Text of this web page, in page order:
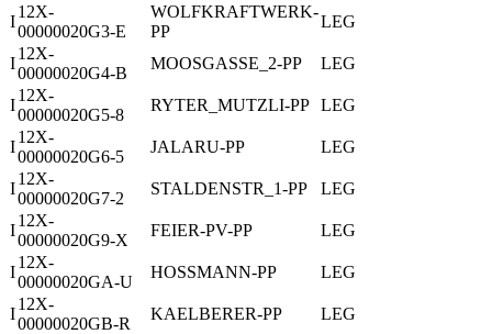
I
12X-
00000020G3-E
WOLFKRAFTWERK-
PP
LEG
I
12X-
00000020G4-B
MOOSGASSE_2-PP LEG
I
12X-
00000020G5-8
RYTER_MUTZLI-PP LEG
I
12X-
00000020G6-5
JALARU-PP LEG
I
12X-
00000020G7-2
STALDENSTR_1-PP LEG
I
12X-
00000020G9-X
FEIER-PV-PP LEG
I
12X-
00000020GA-U
HOSSMANN-PP LEG
I
12X-
00000020GB-R
KAELBERER-PP LEG